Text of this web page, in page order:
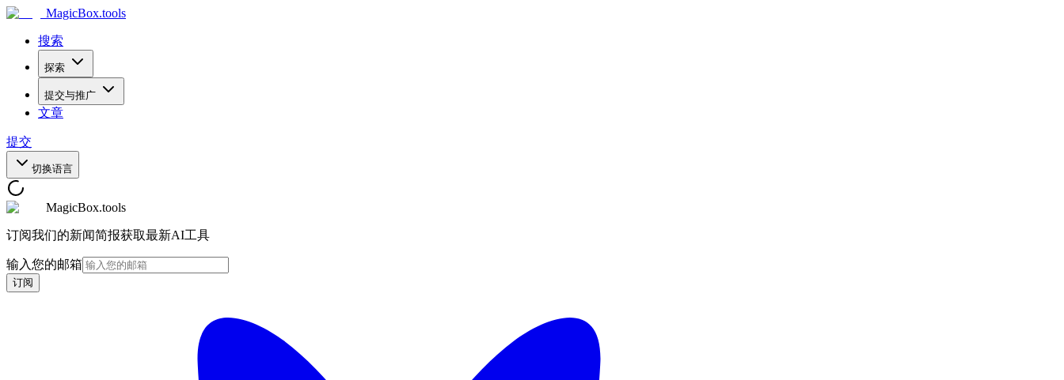
MagicBox.tools
搜索
探索
提交与推广
文章
提交
切换语言
MagicBox.tools
订阅我们的新闻简报获取最新AI工具
输入您的邮箱
订阅